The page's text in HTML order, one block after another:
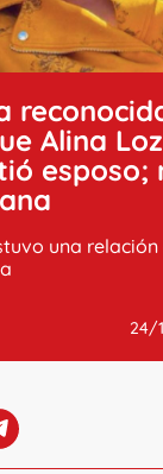
Alina
esposo;
una
24/
Telegram